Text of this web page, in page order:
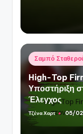
Posted
in
Σαμπό
High-Top
Υποστήριξη
Έλεγχος
Posted
by
Τζένα Χαρτ 05/